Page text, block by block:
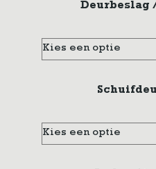
Deurbeslag